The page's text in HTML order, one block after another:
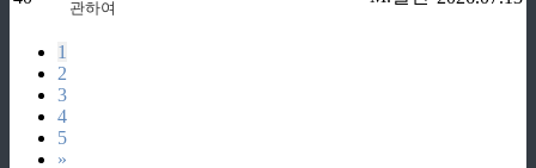
관하여
1
2
3
4
5
»